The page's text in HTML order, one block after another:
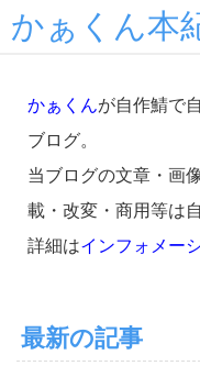
かぁくん本
かぁくんが自作鯖で
ブログ。
当ブログの文章・画
載・改変・商用等は
詳細はインフォメー
最新の記事